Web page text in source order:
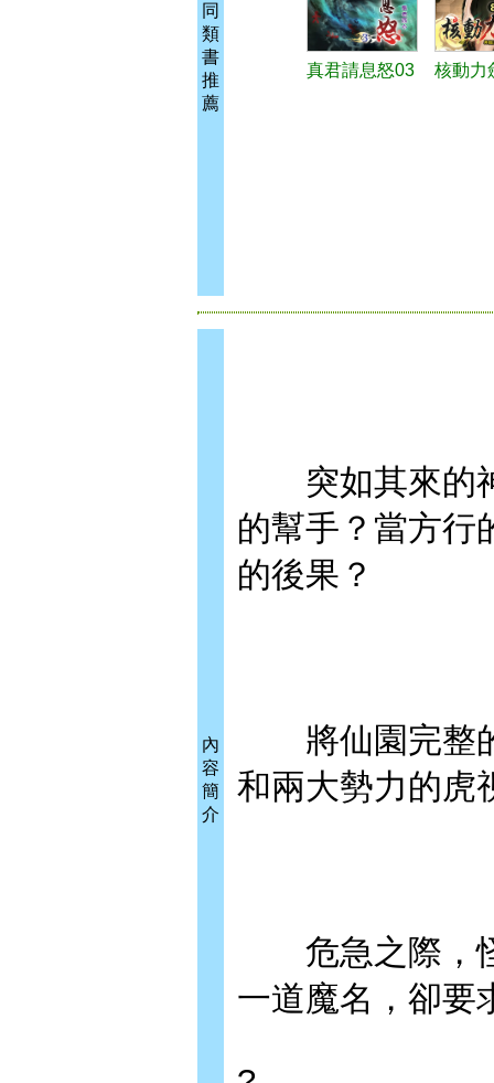
同
類
書
推
薦
真君請息怒03 核動力
內
容
簡
介
突如其來的神
的幫手？當方行
的後果？
將仙園完整的
和兩大勢力的虎
危急之際，怪
一道魔名，卻